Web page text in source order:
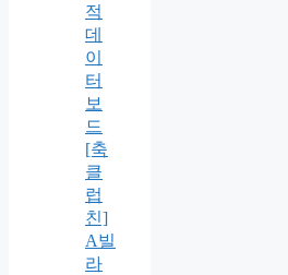
적
데
이
터
보
드
[축
클
럽
친]
A빌
라